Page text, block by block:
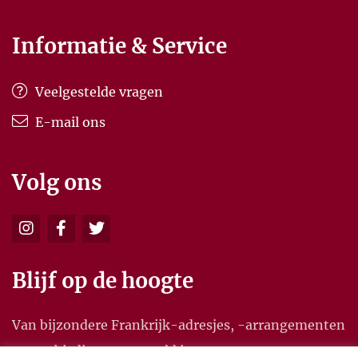
Informatie & Service
Veelgestelde vragen
E-mail ons
Volg ons
Blijf op de hoogte
Van bijzondere Frankrijk-adresjes, -arrangementen